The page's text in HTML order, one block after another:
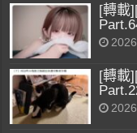
[轉載
[轉載